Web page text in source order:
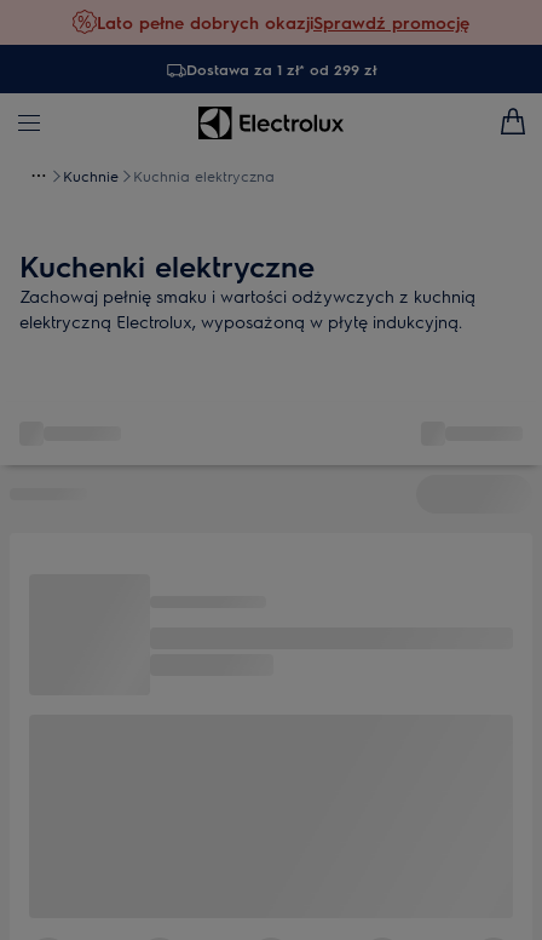
Lato pełne dobrych okazjiSprawdź promocję
Dostawa za 1 zł* od 299 zł
Kuchnie Kuchnia elektryczna
Kuchenki elektryczne
Zachowaj pełnię smaku i wartości odżywczych z kuchnią
elektryczną Electrolux, wyposażoną w płytę indukcyjną.